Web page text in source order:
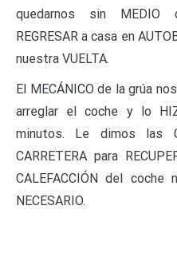
quedarnos sin MEDIO
REGRESAR a casa en
nuestra VUELTA.
El MECÁNICO de la grúa
arreglar el coche y lo
minutos. Le dimos las
CARRETERA para
CALEFACCIÓN del coche
NECESARIO.